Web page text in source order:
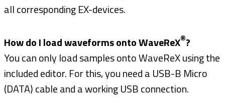
all corresponding EX-devices.
How do I load waveforms onto WaveReX®?
You can only load samples onto WaveReX using the
included editor. For this, you need a USB-B Micro
(DATA) cable and a working USB connection.